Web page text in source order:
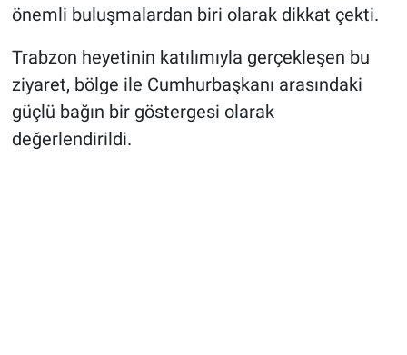
önemli buluşmalardan biri olarak dikkat çekti.
Trabzon heyetinin katılımıyla gerçekleşen bu
ziyaret, bölge ile Cumhurbaşkanı arasındaki
güçlü bağın bir göstergesi olarak
değerlendirildi.